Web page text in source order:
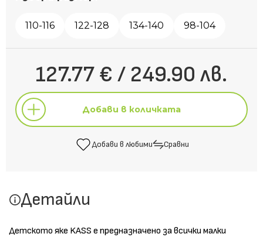
110-116 122-128 134-140 98-104
127.77 € / 249.90 лв.
Добави в количката
Добави в любими Сравни
Детайли
Детското яке KASS е предназначено за всички малки